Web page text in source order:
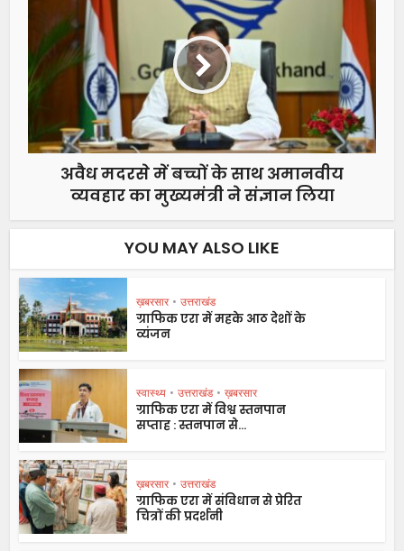
अवैध मदरसे में बच्चों के साथ अमानवीय
व्यवहार का मुख्यमंत्री ने संज्ञान लिया
YOU MAY ALSO LIKE
ख़बरसार • उत्तराखंड
ग्राफिक एरा में महके आठ देशों के
व्यंजन
स्वास्थ्य • उत्तराखंड • ख़बरसार
ग्राफिक एरा में विश्व स्तनपान
सप्ताह : स्तनपान से...
ख़बरसार • उत्तराखंड
ग्राफिक एरा में संविधान से प्रेरित
चित्रों की प्रदर्शनी